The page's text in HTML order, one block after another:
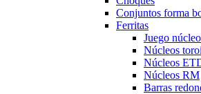
Conjuntos forma
Ferritas
Juego
Núcleos
Núcleos
Núcleos RM
Barras